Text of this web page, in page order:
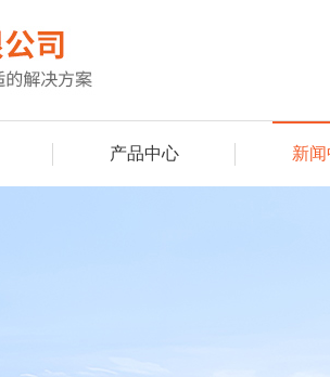
产品中心 新